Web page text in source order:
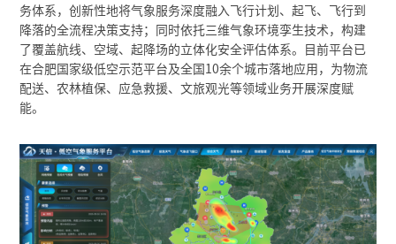
务体系，创新性地将气象服务深度融入飞行计划、起飞、飞行到
降落的全流程决策支持；同时依托三维气象环境孪生技术，构建
了覆盖航线、空域、起降场的立体化安全评估体系。目前平台已
在合肥国家级低空示范平台及全国10余个城市落地应用，为物流
配送、农林植保、应急救援、文旅观光等领域业务开展深度赋
能。